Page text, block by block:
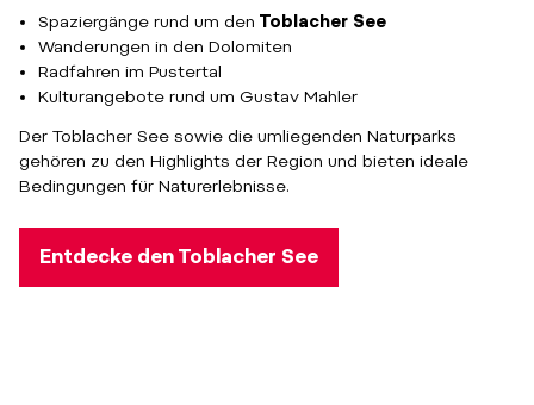
Spaziergänge rund um den Toblacher See
Wanderungen in den Dolomiten
Radfahren im Pustertal
Kulturangebote rund um Gustav Mahler
Der Toblacher See sowie die umliegenden Naturparks
gehören zu den Highlights der Region und bieten ideale
Bedingungen für Naturerlebnisse.
Entdecke den Toblacher See